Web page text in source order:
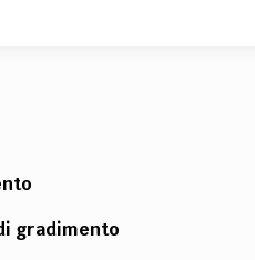
gradimento